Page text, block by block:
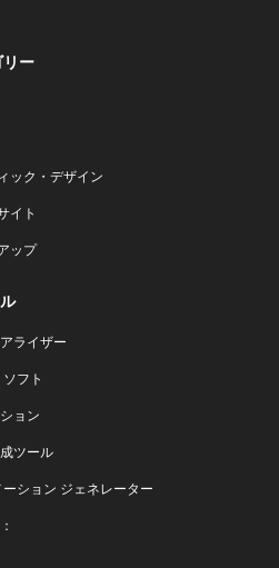
リー
ック・デザイン
イト
ップ
ライザー
フト
ョン
ツール
ション ジェネレーター